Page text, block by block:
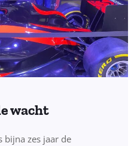
wacht
bijna zes jaar de